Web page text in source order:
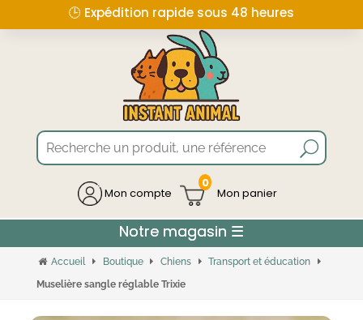
🕒 Expédition rapide sous 48 heures
Mon compte
0
Accueil Boutique Chiens
Transport et éducation
Muselière sangle réglable Trixie